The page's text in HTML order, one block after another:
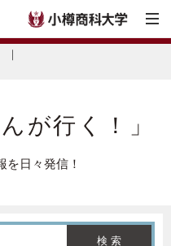
｜
が行く！」
を日々発信！